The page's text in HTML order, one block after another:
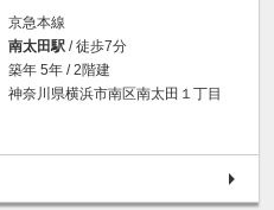
京急本線
南太田駅 / 徒歩7分
築年 5年 / 2階建
神奈川県横浜市南区南太田１丁目